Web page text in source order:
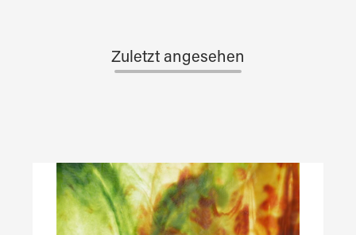
Zuletzt angesehen
Produktgalerie überspringen